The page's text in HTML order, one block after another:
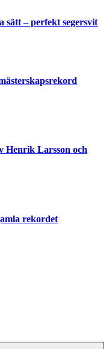
sätt – perfekt segersvit
Henrik Larsson och
rekordet